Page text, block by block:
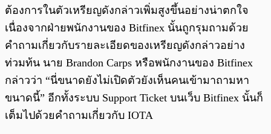
ต้องการในตัวเหรียญดังกล่าวเพิ่มสูงขึ้นอย่างน่าตกใจ
เนื่องจากฝ่ายพนักงานของ Bitfinex นั้นถูกรุมถามด้วย
คำถามเกี่ยวกับรายละเอียดของเหรียญดังกล่าวอย่าง
ท่วมท้น นาย Brandon Carps หรือพนักงานของ Bitfinex
กล่าวว่า “นี่ขนาดยังไม่เปิดตัวยังเห็นคนเข้ามาถามหา
ขนาดนี้” อีกทั้งระบบ Support Ticket บนเว็บ Bitfinex นั้นก็
เต็มไปด้วยคำถามเกี่ยวกับ IOTA